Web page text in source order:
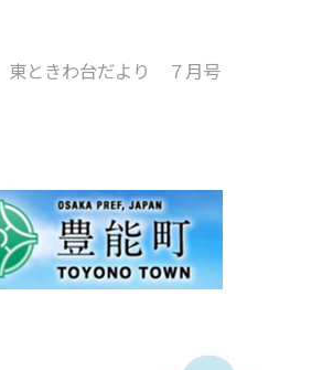
東ときわ台だより ７月号